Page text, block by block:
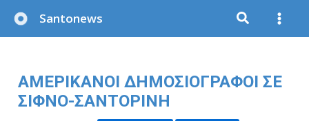
στο
Santonews
ΑΜΕΡΙΚΑΝΟΙ ΔΗΜΟΣΙΟΓΡΑΦΟΙ ΣΕ
ΣΙΦΝΟ-ΣΑΝΤΟΡΙΝΗ